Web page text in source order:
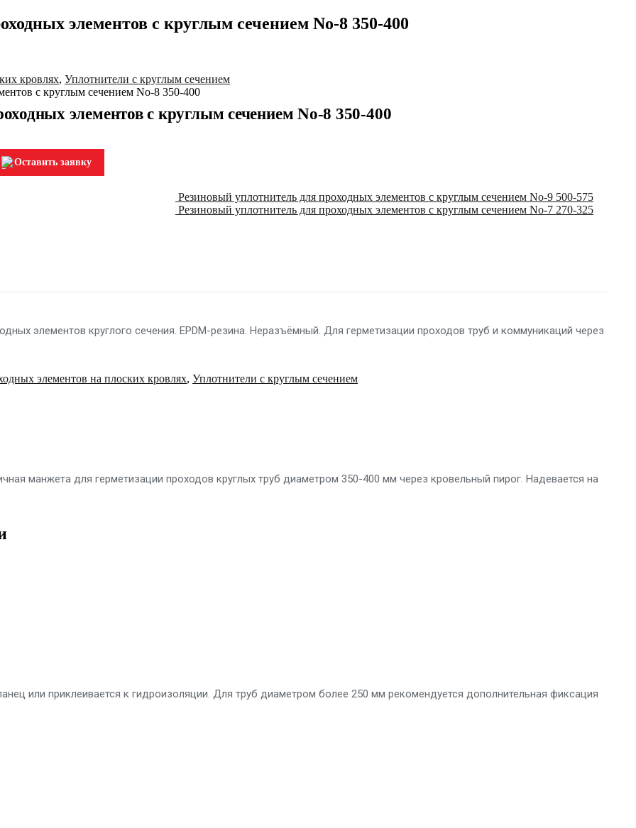
элементов с круглым сечением No-8 350-400
кровлях, Уплотнители с круглым сечением
с круглым сечением No-8 350-400
элементов с круглым сечением No-8 350-400
Оставить заявку
Резиновый уплотнитель для проходных элементов с круглым сечением No-9 500-575
Резиновый уплотнитель для проходных элементов с круглым сечением No-7 270-325
элементов круглого сечения. EPDM-резина. Неразъёмный. Для герметизации проходов труб и коммуникаций через
элементов на плоских кровлях, Уплотнители с круглым сечением
манжета для герметизации проходов круглых труб диаметром 350-400 мм через кровельный пирог. Надевается на
или приклеивается к гидроизоляции. Для труб диаметром более 250 мм рекомендуется дополнительная фиксация